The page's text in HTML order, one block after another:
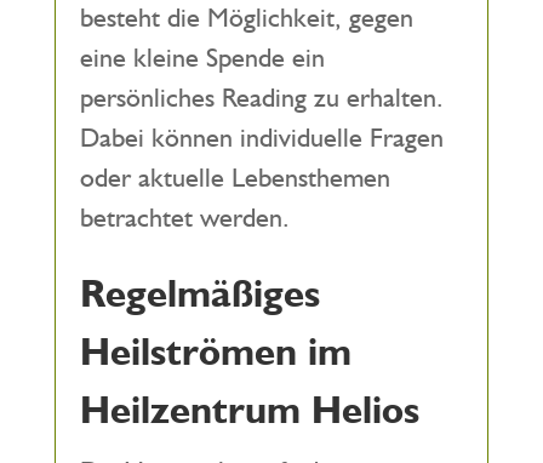
besteht die Möglichkeit, gegen
eine kleine Spende ein
persönliches Reading zu erhalten.
Dabei können individuelle Fragen
oder aktuelle Lebensthemen
betrachtet werden.
Regelmäßiges
Heilströmen im
Heilzentrum Helios